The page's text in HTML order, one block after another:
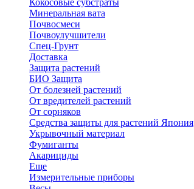
Кокосовые субстраты
Минеральная вата
Почвосмеси
Почвоулучшители
Спец-Грунт
Доставка
Защита растений
БИО Защита
От болезней растений
От вредителей растений
От сорняков
Средства защиты для растений Япония
Укрывочный материал
Фумиганты
Акарициды
Еще
Измерительные приборы